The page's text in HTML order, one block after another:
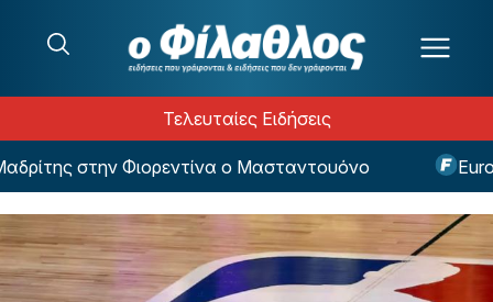
Τελευταίες Ειδήσεις
στην Φιορεντίνα ο Μασταντουόνο